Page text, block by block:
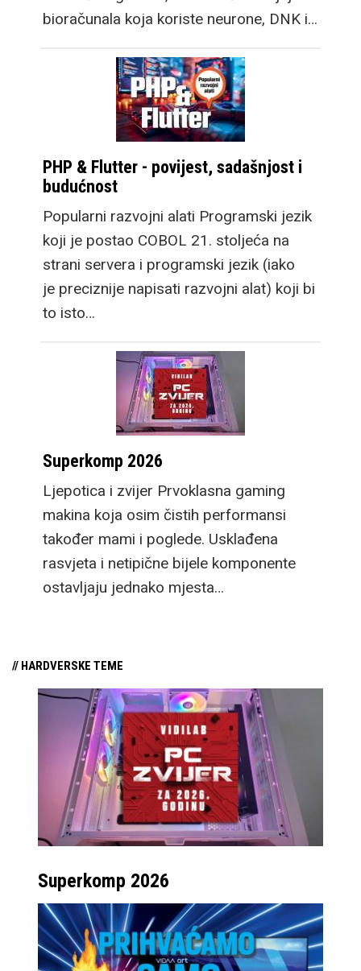
Snapdragon Wear Elite
skok u performansama
sustava. Samsung
Galaxy Watch9 dolazi u
osigurava cjelodnevnu
robusnim i svestranim
Google WearOS 7
sustavom i njihovom
OneUI 9 optimizacijom.
sada ima i brzo
punjenje, a novi dizajn
omogućuje i daleko
veću 100m
spreman za ronjenje,
asistirajući u učenju kao
i ozbiljnijem praćenju
detalja svakog zarona.
Pogledajmo sada što
Novi flagship preklopni
mobitel sada nosi ime
Samsung Galaxy Z
Fold8 Ultra zadržava
postojeći format,
odnosno unutarnji
otklopljeni zaslon
impresivnih 8”.
Samsung ističe kako je
dizajn ovog modela
bioračunala koja koriste neurone, DNK i…
PHP & Flutter - povijest, sadašnjost i
budućnost
Popularni razvojni alati Programski jezik
koji je postao COBOL 21. stoljeća na
strani servera i programski jezik (iako
je preciznije napisati razvojni alat) koji bi
to isto…
Superkomp 2026
Ljepotica i zvijer Prvoklasna gaming
makina koja osim čistih performansi
također mami i poglede. Usklađena
rasvjeta i netipične bijele komponente
ostavljaju jednako mjesta…
// HARDVERSKE TEME
Superkomp 2026